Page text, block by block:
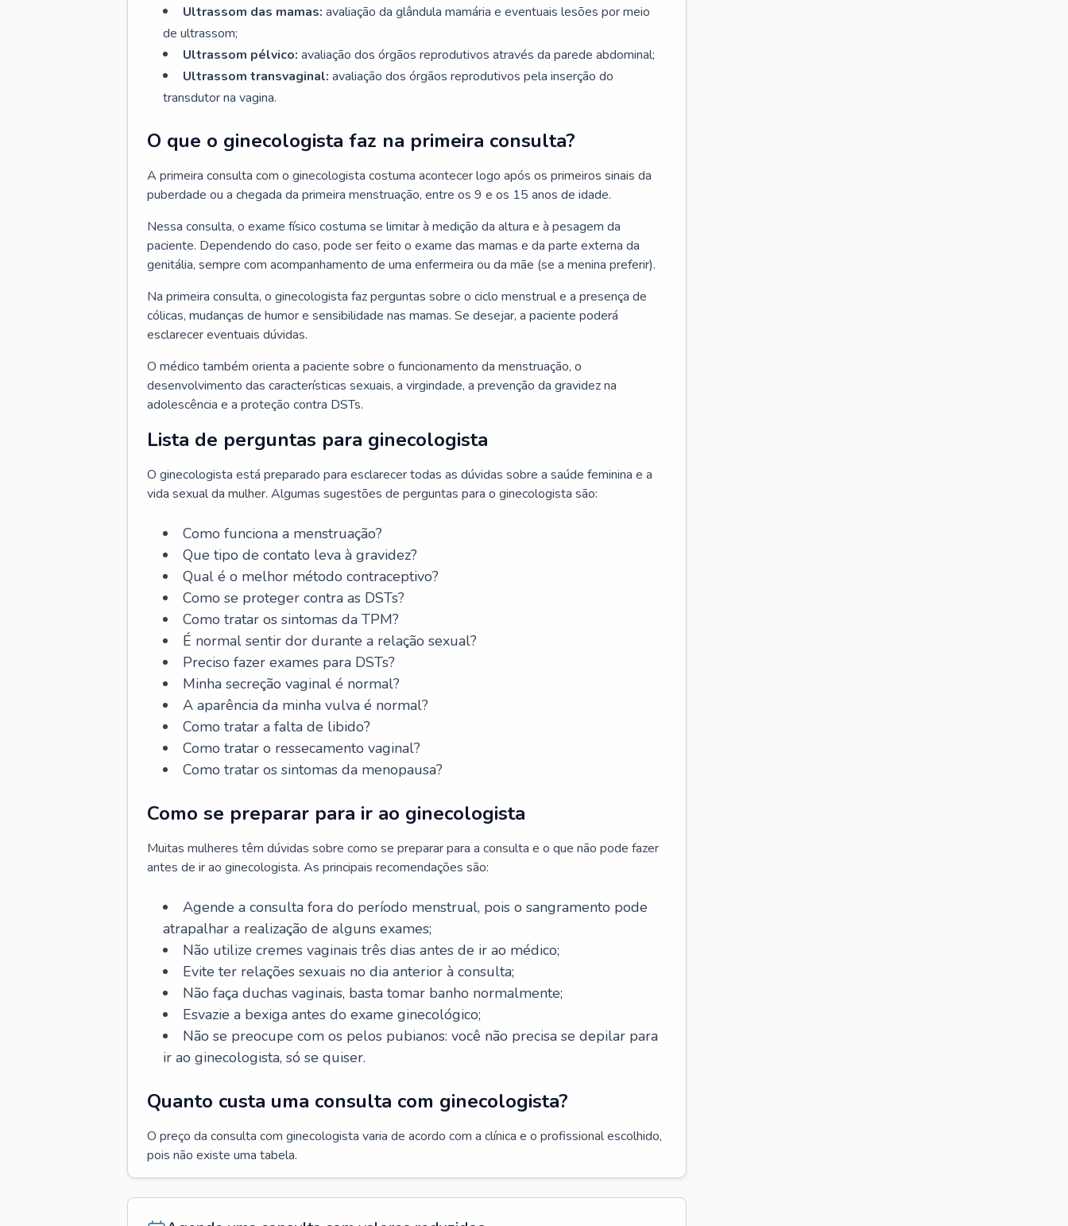
Ultrassom das mamas: avaliação da glândula mamária e eventuais lesões por meio
de ultrassom;
Ultrassom pélvico: avaliação dos órgãos reprodutivos através da parede abdominal;
Ultrassom transvaginal: avaliação dos órgãos reprodutivos pela inserção do
transdutor na vagina.
O que o ginecologista faz na primeira consulta?
A primeira consulta com o ginecologista costuma acontecer logo após os primeiros sinais da
puberdade ou a chegada da primeira menstruação, entre os 9 e os 15 anos de idade.
Nessa consulta, o exame físico costuma se limitar à medição da altura e à pesagem da
paciente. Dependendo do caso, pode ser feito o exame das mamas e da parte externa da
genitália, sempre com acompanhamento de uma enfermeira ou da mãe (se a menina preferir).
Na primeira consulta, o ginecologista faz perguntas sobre o ciclo menstrual e a presença de
cólicas, mudanças de humor e sensibilidade nas mamas. Se desejar, a paciente poderá
esclarecer eventuais dúvidas.
O médico também orienta a paciente sobre o funcionamento da menstruação, o
desenvolvimento das características sexuais, a virgindade, a prevenção da gravidez na
adolescência e a proteção contra DSTs.
Lista de perguntas para ginecologista
O ginecologista está preparado para esclarecer todas as dúvidas sobre a saúde feminina e a
vida sexual da mulher. Algumas sugestões de perguntas para o ginecologista são:
Como funciona a menstruação?
Que tipo de contato leva à gravidez?
Qual é o melhor método contraceptivo?
Como se proteger contra as DSTs?
Como tratar os sintomas da TPM?
É normal sentir dor durante a relação sexual?
Preciso fazer exames para DSTs?
Minha secreção vaginal é normal?
A aparência da minha vulva é normal?
Como tratar a falta de libido?
Como tratar o ressecamento vaginal?
Como tratar os sintomas da menopausa?
Como se preparar para ir ao ginecologista
Muitas mulheres têm dúvidas sobre como se preparar para a consulta e o que não pode fazer
antes de ir ao ginecologista. As principais recomendações são:
Agende a consulta fora do período menstrual, pois o sangramento pode
atrapalhar a realização de alguns exames;
Não utilize cremes vaginais três dias antes de ir ao médico;
Evite ter relações sexuais no dia anterior à consulta;
Não faça duchas vaginais, basta tomar banho normalmente;
Esvazie a bexiga antes do exame ginecológico;
Não se preocupe com os pelos pubianos: você não precisa se depilar para
ir ao ginecologista, só se quiser.
Quanto custa uma consulta com ginecologista?
O preço da consulta com ginecologista varia de acordo com a clínica e o profissional escolhido,
pois não existe uma tabela.